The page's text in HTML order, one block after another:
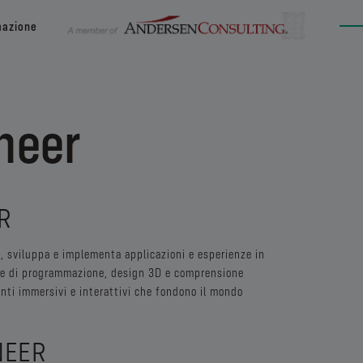
e implementa applicazioni e esperienze in
programmazione, design 3D e comprensione
immersivi e interattivi che fondono il mondo